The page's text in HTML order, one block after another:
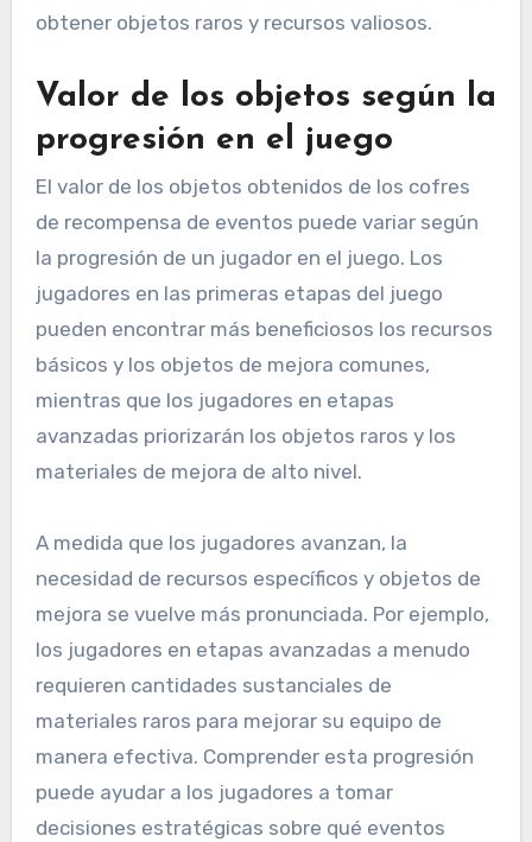
obtener objetos raros y recursos valiosos.
Valor de los objetos según la
progresión en el juego
El valor de los objetos obtenidos de los cofres
de recompensa de eventos puede variar según
la progresión de un jugador en el juego. Los
jugadores en las primeras etapas del juego
pueden encontrar más beneficiosos los recursos
básicos y los objetos de mejora comunes,
mientras que los jugadores en etapas
avanzadas priorizarán los objetos raros y los
materiales de mejora de alto nivel.
A medida que los jugadores avanzan, la
necesidad de recursos específicos y objetos de
mejora se vuelve más pronunciada. Por ejemplo,
los jugadores en etapas avanzadas a menudo
requieren cantidades sustanciales de
materiales raros para mejorar su equipo de
manera efectiva. Comprender esta progresión
puede ayudar a los jugadores a tomar
decisiones estratégicas sobre qué eventos